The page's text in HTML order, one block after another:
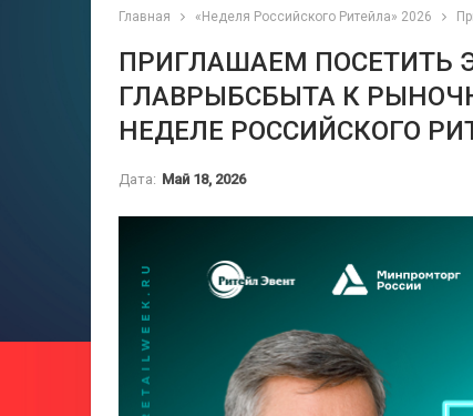
Главная «Неделя Российского Ритейла» 2026
ПРИГЛАШАЕМ ПОСЕТИТЬ
ГЛАВРЫБСБЫТА К
НЕДЕЛЕ РОССИЙСКОГО
Дата: Май 18, 2026